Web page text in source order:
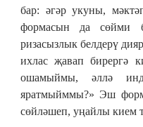
бар: әгәр укуны,
формасын да сөйми
ризасызлык белдерү
ихлас җавап бирергә
ошамыймы, әллә
яратмыйммы?» Эш
сөйләшеп, уңайлы кием